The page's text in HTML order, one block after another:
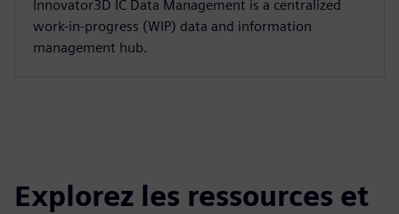
Innovator3D IC Data Management is a centralized
work-in-progress (WIP) data and information
management hub.
Explorez les ressources et